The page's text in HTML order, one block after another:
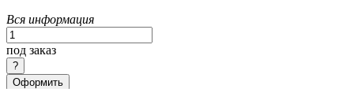
Вся информация
под заказ
Оформить